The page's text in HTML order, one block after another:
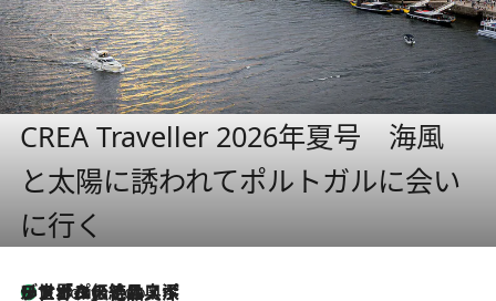
CREA Traveller 2026年夏号 海風
と太陽に誘われてポルトガルに会い
に行く
7 Hours Ago
リスボンの絶品スイーツ「パステル・デ・ナタ」とは？ポルトガル伝統の奥深い世界へ